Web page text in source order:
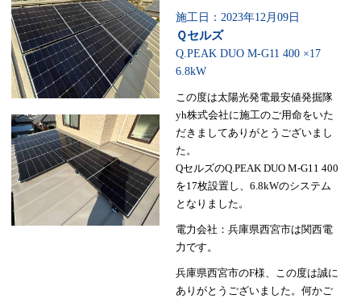
施工日：2023年12月09日
Ｑセルズ
Q.PEAK DUO M-G11 400 ×17
6.8kW
この度は太陽光発電最安値発掘隊
yh株式会社に施工のご用命をいた
だきましてありがとうございまし
た。
QセルズのQ.PEAK DUO M-G11 400
を17枚設置し、6.8kWのシステム
となりました。
電力会社：兵庫県西宮市は関西電
力です。
兵庫県西宮市のF様、この度は誠に
ありがとうございました。何かご